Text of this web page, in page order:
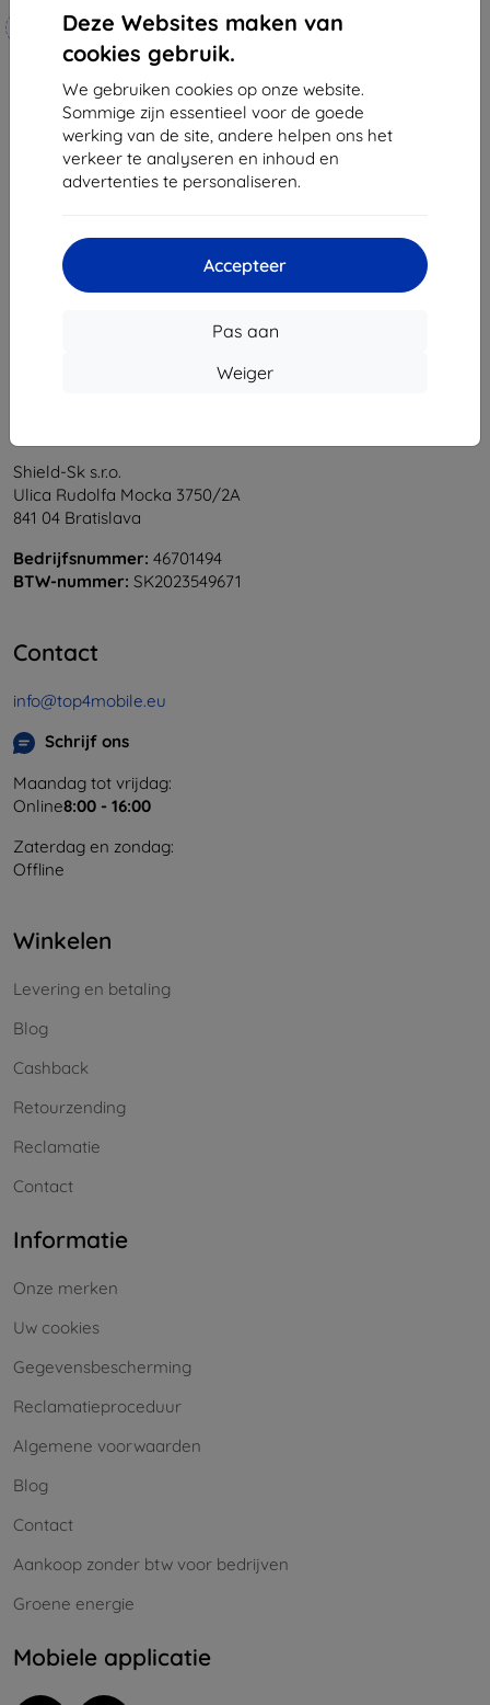
Deze Websites maken van
cookies gebruik.
We gebruiken cookies op onze website.
Sommige zijn essentieel voor de goede
werking van de site, andere helpen ons het
verkeer te analyseren en inhoud en
advertenties te personaliseren.
Accepteer
Pas aan
Weiger
Op maat gemaakt
€ 20,90
€ 18,80
Op voorraad: 4 stuks
Scherm BMW X2 U10 2024-
Op voorraad: > 5 stuks
Van totaal
«
Shield-Sk s.r.o.
Ulica Rudolfa Mocka 3750/2A
841 04 Bratislava
Bedrijfsnummer: 46701494
BTW-nummer: SK2023549671
Contact
info@top4mobile.eu
Schrijf ons
Maandag tot vrijdag:
Online8:00 - 16:00
Zaterdag en zondag:
Offline
Winkelen
Levering en betaling
Blog
Cashback
Retourzending
Reclamatie
Contact
Informatie
Onze merken
Uw cookies
Gegevensbescherming
Reclamatieproceduur
Algemene voorwaarden
Blog
Contact
Aankoop zonder btw voor bedrijven
Groene energie
Mobiele applicatie